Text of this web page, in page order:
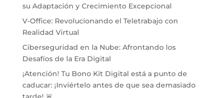
su Adaptación y Crecimiento Excepcional
V-Office: Revolucionando el Teletrabajo con
Realidad Virtual
Ciberseguridad en la Nube: Afrontando los
Desafíos de la Era Digital
¡Atención! Tu Bono Kit Digital está a punto de
caducar: ¡Inviértelo antes de que sea demasiado